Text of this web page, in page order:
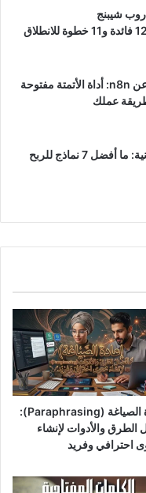
شيبنج
(Dropshipping): 12 فائدة و11 خطوة للانطلاق
كل ما تحتاج معرفته عن n8n: أداة الأتمتة مفتوحة
عملك
أنواع التجارة الإلكترونية: ما أفضل 7 نماذج للربح
إعادة الصياغة (Paraphrasing):
الطرق والأدوات لإنشاء
احترافي وفريد